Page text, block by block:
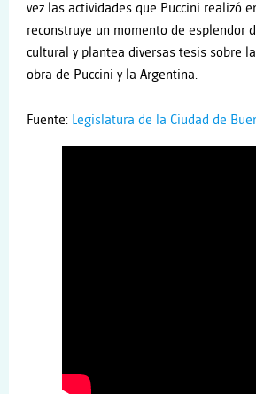
vez las actividades que Puccini realizó
reconstruye un momento de esplendor
cultural y plantea diversas tesis sobre
obra de Puccini y la Argentina.
Fuente: Legislatura de la Ciudad de